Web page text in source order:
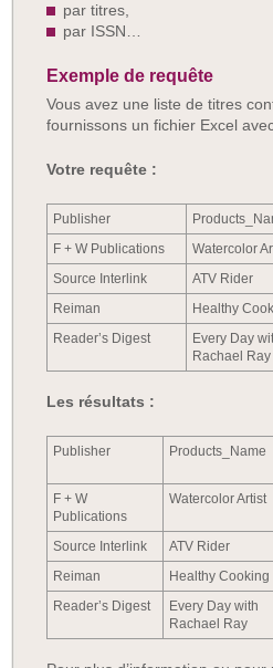
par titres,
par ISSN…
Exemple de requête
Vous avez une liste de titres
fournissons un fichier Excel
Votre requête :
Publisher
F + W Publications
Watercolor
Source Interlink
ATV Rider
Reiman
Healthy
Reader’s Digest
Every Day
Rachael Ray
Les résultats :
Publisher Products_Name
F + W
Publications
Watercolor Artist
Source Interlink ATV Rider
Reiman
Healthy Cooking
Reader’s Digest
Every Day with
Rachael Ray